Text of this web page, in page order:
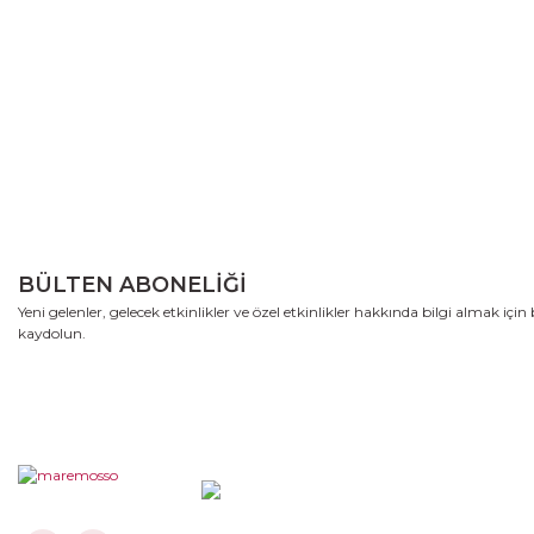
BÜLTEN ABONELİĞİ
Yeni gelenler, gelecek etkinlikler ve özel etkinlikler hakkında bilgi almak
kaydolun.